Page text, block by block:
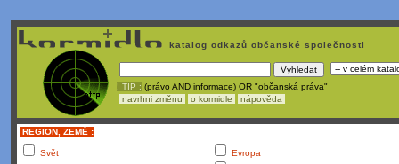
katalog odkazů občanské společnosti
! TIP : (právo AND informace) OR "občanská práva"
navrhni změnu
o kormidle nápověda
REGION, ZEMĚ :
Svět
Evropa